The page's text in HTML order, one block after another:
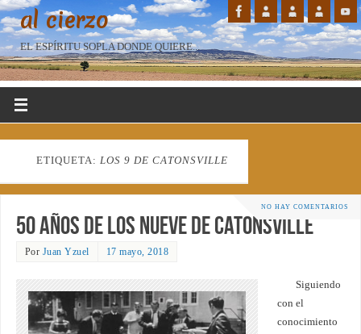
al cierzo
EL ESPÍRITU SOPLA DONDE QUIERE...
ETIQUETA: LOS 9 DE CATONSVILLE
NO HAY COMENTARIOS
50 años de los Nueve de Catonsville
Por Juan Yzuel 17 mayo, 2018
Siguiendo
con el
conocimiento